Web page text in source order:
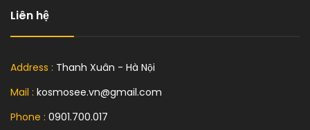
Liên hệ
Address : Thanh Xuân - Hà Nội
Mail : kosmosee.vn@gmail.com
Phone : 0901.700.017